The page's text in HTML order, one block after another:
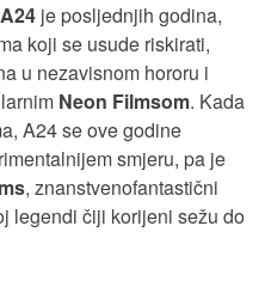
A24 je posljednjih godina,
koji se usude riskirati,
u nezavisnom hororu i
Neon Filmsom. Kada
A24 se ove godine
smjeru, pa je
, znanstvenofantastični
legendi čiji korijeni sežu do